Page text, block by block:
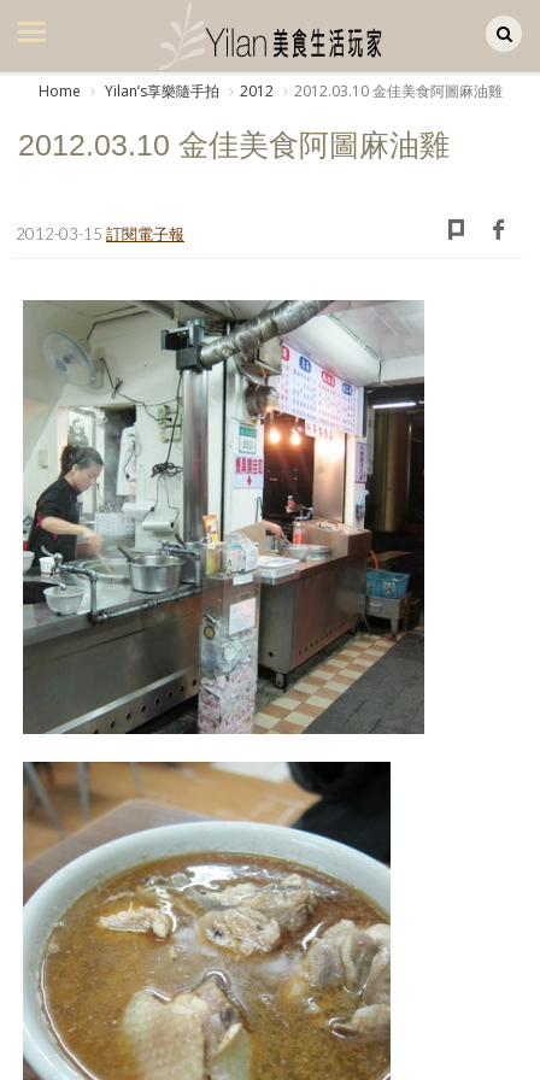
美食集
書房集
日記簿
餐桌週記
享樂隨手拍
照相簿
影音區
創意出版服務
歷史區
關於Yilan
個人著作
活動實況記錄
媒體報導一覽
合作與代言
訂閱電子報
Home Yilanʼs享樂隨手拍 2012 2012.03.10 金佳美食阿圖麻油雞
2012.03.10 金佳美食阿圖麻油雞
2012-03-15 訂閱電子報